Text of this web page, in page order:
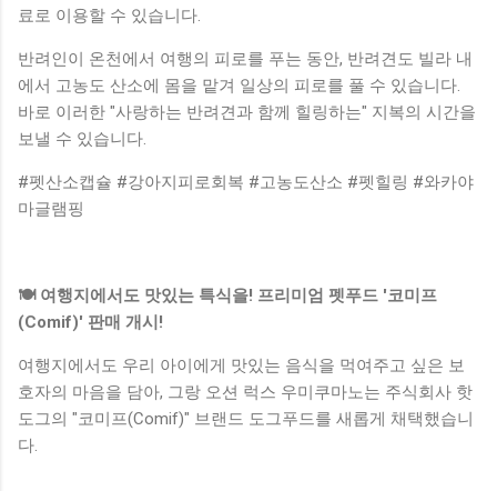
료로 이용할 수 있습니다.
반려인이 온천에서 여행의 피로를 푸는 동안, 반려견도 빌라 내
에서 고농도 산소에 몸을 맡겨 일상의 피로를 풀 수 있습니다.
바로 이러한 "사랑하는 반려견과 함께 힐링하는" 지복의 시간을
보낼 수 있습니다.
#펫산소캡슐 #강아지피로회복 #고농도산소 #펫힐링 #와카야
마글램핑
🍽️ 여행지에서도 맛있는 특식을! 프리미엄 펫푸드 '코미프
(Comif)' 판매 개시!
여행지에서도 우리 아이에게 맛있는 음식을 먹여주고 싶은 보
호자의 마음을 담아, 그랑 오션 럭스 우미쿠마노는 주식회사 핫
도그의 "코미프(Comif)" 브랜드 도그푸드를 새롭게 채택했습니
다.